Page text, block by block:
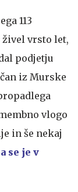
113
vrsto let,
podjetju
iz Murske
vlogo
in še nekaj
se je v